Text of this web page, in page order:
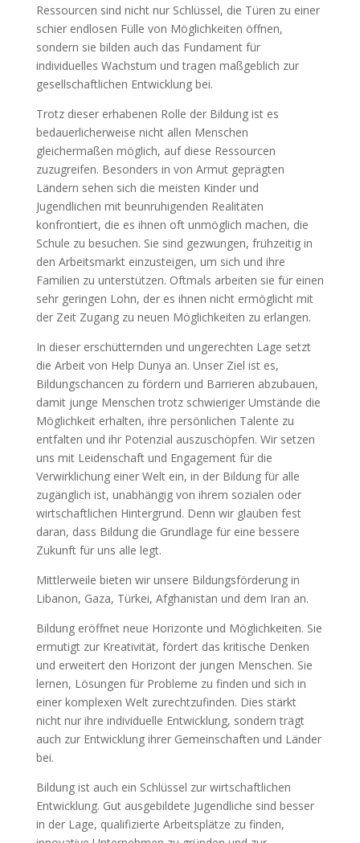
Ressourcen sind nicht nur Schlüssel, die Türen zu einer
schier endlosen Fülle von Möglichkeiten öffnen,
sondern sie bilden auch das Fundament für
individuelles Wachstum und tragen maßgeblich zur
gesellschaftlichen Entwicklung bei.
Trotz dieser erhabenen Rolle der Bildung ist es
bedauerlicherweise nicht allen Menschen
gleichermaßen möglich, auf diese Ressourcen
zuzugreifen. Besonders in von Armut geprägten
Ländern sehen sich die meisten Kinder und
Jugendlichen mit beunruhigenden Realitäten
konfrontiert, die es ihnen oft unmöglich machen, die
Schule zu besuchen. Sie sind gezwungen, frühzeitig in
den Arbeitsmarkt einzusteigen, um sich und ihre
Familien zu unterstützen. Oftmals arbeiten sie für einen
sehr geringen Lohn, der es ihnen nicht ermöglicht mit
der Zeit Zugang zu neuen Möglichkeiten zu erlangen.
In dieser erschütternden und ungerechten Lage setzt
die Arbeit von Help Dunya an. Unser Ziel ist es,
Bildungschancen zu fördern und Barrieren abzubauen,
damit junge Menschen trotz schwieriger Umstände die
Möglichkeit erhalten, ihre persönlichen Talente zu
entfalten und ihr Potenzial auszuschöpfen. Wir setzen
uns mit Leidenschaft und Engagement für die
Verwirklichung einer Welt ein, in der Bildung für alle
zugänglich ist, unabhängig von ihrem sozialen oder
wirtschaftlichen Hintergrund. Denn wir glauben fest
daran, dass Bildung die Grundlage für eine bessere
Zukunft für uns alle legt.
Mittlerweile bieten wir unsere Bildungsförderung in
Libanon, Gaza, Türkei, Afghanistan und dem Iran an.
Bildung eröffnet neue Horizonte und Möglichkeiten. Sie
ermutigt zur Kreativität, fördert das kritische Denken
und erweitert den Horizont der jungen Menschen. Sie
lernen, Lösungen für Probleme zu finden und sich in
einer komplexen Welt zurechtzufinden. Dies stärkt
nicht nur ihre individuelle Entwicklung, sondern trägt
auch zur Entwicklung ihrer Gemeinschaften und Länder
bei.
Bildung ist auch ein Schlüssel zur wirtschaftlichen
Entwicklung. Gut ausgebildete Jugendliche sind besser
in der Lage, qualifizierte Arbeitsplätze zu finden,